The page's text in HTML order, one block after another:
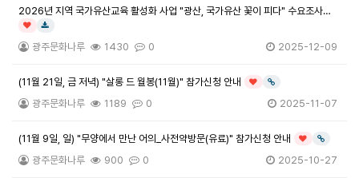
2026년 지역 국가유산교육 활성화 사업 "광산, 국가유산 꽃이 피다" 수요조사
안내인기글다운로드
광주문화나루 1430 0 2025-12-09
(11월 21일, 금 저녁) "살롱 드 월봉(11월)" 참가신청 안내 인기글 링크
광주문화나루 1189 0 2025-11-07
(11월 9일, 일) "무양에서 만난 어의_사전약방문(유료)" 참가신청 안내 인기글 링크
광주문화나루 900 0 2025-10-27